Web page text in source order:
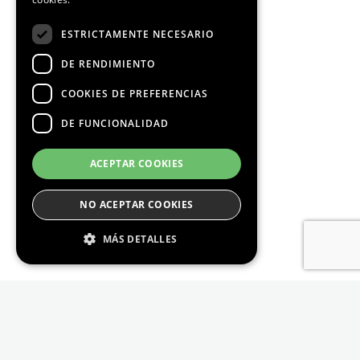
ESTRICTAMENTE NECESARIO
DE RENDIMIENTO
COOKIES DE PREFERENCIAS
DE FUNCIONALIDAD
ACEPTAR COOKIES
NO ACEPTAR COOKIES
MÁS DETALLES